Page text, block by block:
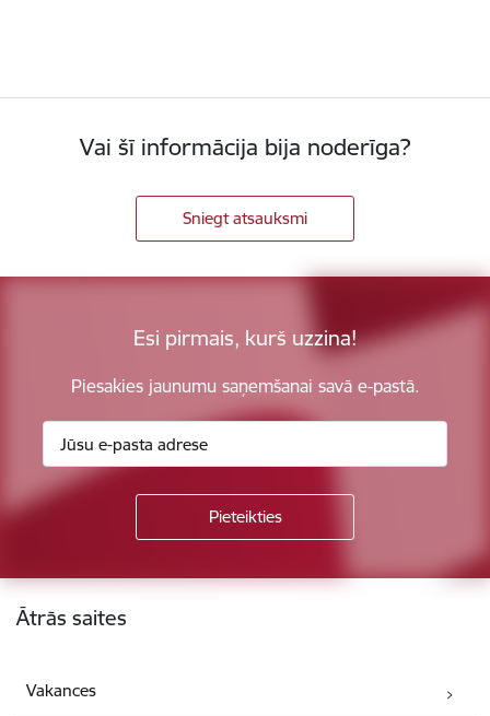
Vai šī informācija bija noderīga?
Sniegt atsauksmi
Esi pirmais, kurš uzzina!
Piesakies jaunumu saņemšanai savā e-pastā.
Kājene
Ātrās saites
Vakances